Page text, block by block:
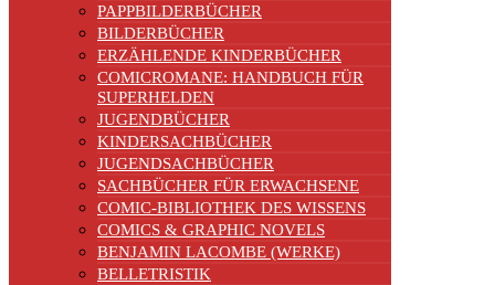
PAPPBILDERBÜCHER
BILDERBÜCHER
ERZÄHLENDE KINDERBÜCHER
COMICROMANE: HANDBUCH FÜR
SUPERHELDEN
JUGENDBÜCHER
KINDERSACHBÜCHER
JUGENDSACHBÜCHER
SACHBÜCHER FÜR ERWACHSENE
COMIC-BIBLIOTHEK DES WISSENS
COMICS & GRAPHIC NOVELS
BENJAMIN LACOMBE (WERKE)
BELLETRISTIK